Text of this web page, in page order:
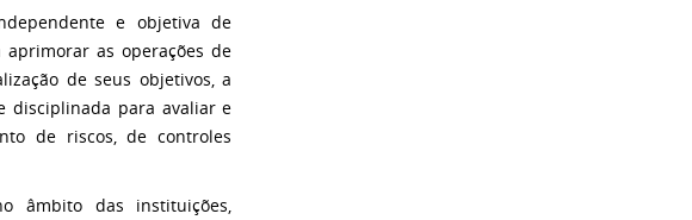
e objetiva de
as operações de
de seus objetivos, a
disciplinada para avaliar e
de riscos, de controles
âmbito das instituições,